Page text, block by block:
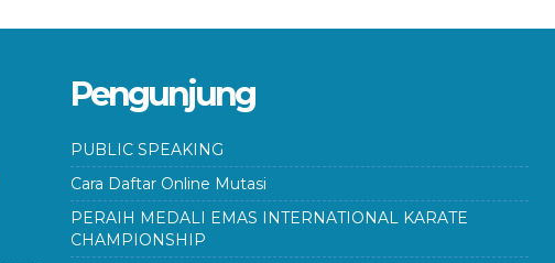
Pengunjung
PUBLIC SPEAKING
Cara Daftar Online Mutasi
PERAIH MEDALI EMAS INTERNATIONAL KARATE
CHAMPIONSHIP